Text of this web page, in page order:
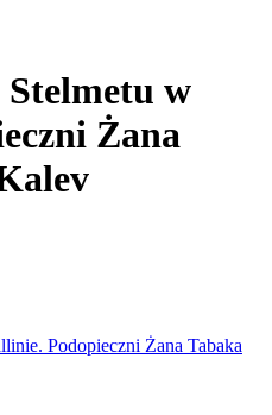
w
Żana